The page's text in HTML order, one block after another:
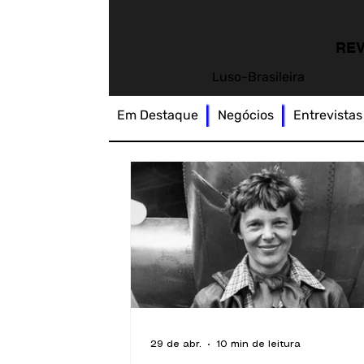
Luso-Brasileira
29 de abr. 10 min de leitura
Em Destaque Negócios Entrevistas